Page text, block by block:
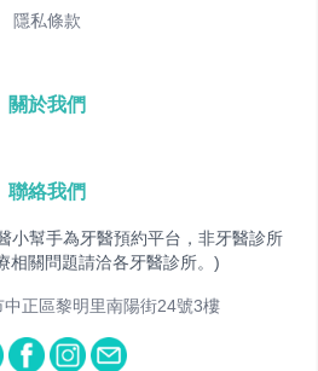
隱私條款
關於我們
聯絡我們
小幫手為牙醫預約平台，非牙醫診所
相關問題請洽各牙醫診所。)
正區黎明里南陽街24號3樓